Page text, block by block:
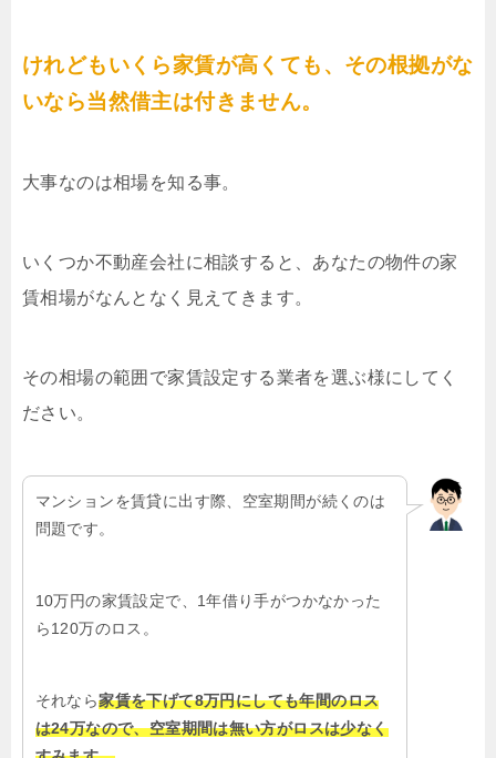
けれどもいくら家賃が高くても、その根拠がな
いなら当然借主は付きません。
大事なのは相場を知る事。
いくつか不動産会社に相談すると、あなたの物件の家
賃相場がなんとなく見えてきます。
その相場の範囲で家賃設定する業者を選ぶ様にしてく
ださい。
マンションを賃貸に出す際、空室期間が続くのは
問題です。
10万円の家賃設定で、1年借り手がつかなかった
ら120万のロス。
それなら家賃を下げて8万円にしても年間のロス
は24万なので、空室期間は無い方がロスは少なく